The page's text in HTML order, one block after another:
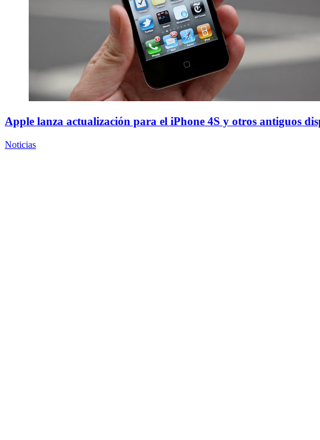
Apple lanza actualización para el iPhone 4S y otros antiguos
Noticias